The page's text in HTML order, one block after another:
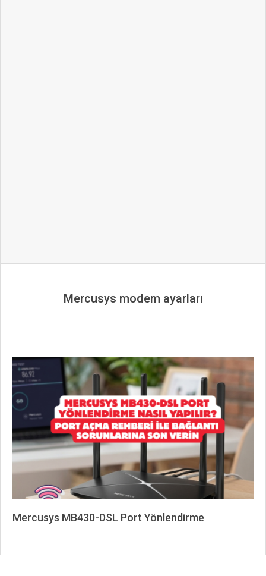
Mercusys modem ayarları
Mercusys MB430-DSL Port Yönlendirme